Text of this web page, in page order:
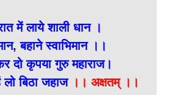
में लाये शाली धान ।
बहाने स्वाभिमान ।।
दो कृपया गुरु महाराज।
लो बिठा जहाज।। अक्षतम् ।।